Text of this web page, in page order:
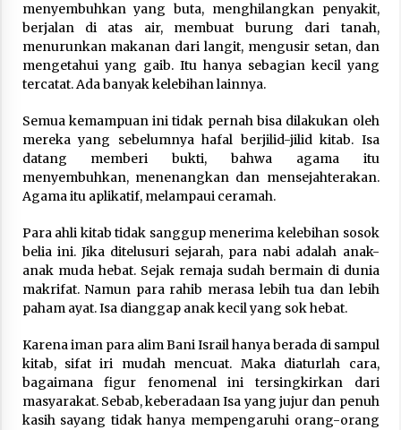
menyembuhkan yang buta, menghilangkan penyakit,
berjalan di atas air, membuat burung dari tanah,
menurunkan makanan dari langit, mengusir setan, dan
mengetahui yang gaib. Itu hanya sebagian kecil yang
tercatat. Ada banyak kelebihan lainnya.
Semua kemampuan ini tidak pernah bisa dilakukan oleh
mereka yang sebelumnya hafal berjilid-jilid kitab. Isa
datang memberi bukti, bahwa agama itu
menyembuhkan, menenangkan dan mensejahterakan.
Agama itu aplikatif, melampaui ceramah.
Para ahli kitab tidak sanggup menerima kelebihan sosok
belia ini. Jika ditelusuri sejarah, para nabi adalah anak-
anak muda hebat. Sejak remaja sudah bermain di dunia
makrifat. Namun para rahib merasa lebih tua dan lebih
paham ayat. Isa dianggap anak kecil yang sok hebat.
Karena iman para alim Bani Israil hanya berada di sampul
kitab, sifat iri mudah mencuat. Maka diaturlah cara,
bagaimana figur fenomenal ini tersingkirkan dari
masyarakat. Sebab, keberadaan Isa yang jujur dan penuh
kasih sayang tidak hanya mempengaruhi orang-orang